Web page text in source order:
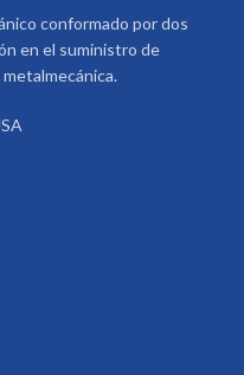
conformado por dos
en el suministro de